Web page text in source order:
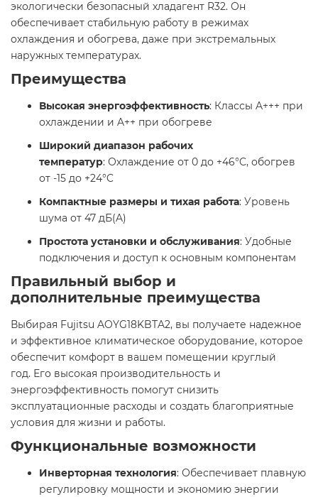
экологически безопасный хладагент R32. Он
обеспечивает стабильную работу в режимах
охлаждения и обогрева, даже при экстремальных
наружных температурах.​
Преимущества
Высокая энергоэффективность: Классы A+++ при
охлаждении и A++ при обогреве​
Широкий диапазон рабочих
температур: Охлаждение от 0 до +46°C, обогрев
от -15 до +24°C​
Компактные размеры и тихая работа: Уровень
шума от 47 дБ(A)​
Простота установки и обслуживания: Удобные
подключения и доступ к основным компонентам​
Правильный выбор и
дополнительные преимущества
Выбирая Fujitsu AOYG18KBTA2, вы получаете надежное
и эффективное климатическое оборудование, которое
обеспечит комфорт в вашем помещении круглый
год. Его высокая производительность и
энергоэффективность помогут снизить
эксплуатационные расходы и создать благоприятные
условия для жизни и работы.​
Функциональные возможности
Инверторная технология: Обеспечивает плавную
регулировку мощности и экономию энергии​